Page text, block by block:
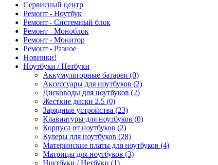
Сервисный центр
Ремонт - Ноутбук
Ремонт - Системный блок
Ремонт - Моноблок
Ремонт - Монитор
Ремонт - Разное
Новинки!
Ноутбуки / Нетбуки
Аккумуляторные батареи (0)
Аксессуары для ноутбуков (2)
Дисководы для ноутбуков (2)
Жесткие диски 2.5 (0)
Зарядные устройства (23)
Клавиатуры для ноутбуков (0)
Корпуса от ноутбуков (2)
Кулеры для ноутбуков (28)
Материнские платы для ноутбуков (4)
Матрицы для ноутбуков (3)
Ноутбуки / Нетбуки (1)